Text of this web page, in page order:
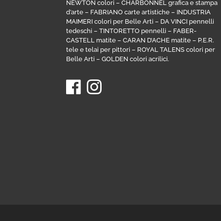
NEWTON colori –CHARBONNEL grafica e stampa
d’arte – FABRIANO carte artistiche – INDUSTRIA
MAIMERI colori per Belle Arti – DA VINCI pennelli
tedeschi –TINTORETTO pennelli – FABER-
CASTELL matite –CARAN D’ACHE matite – P.E.R.
tele e telai per pittori – ROYAL TALENS colori per
Belle Arti –GOLDEN colori acrilici.